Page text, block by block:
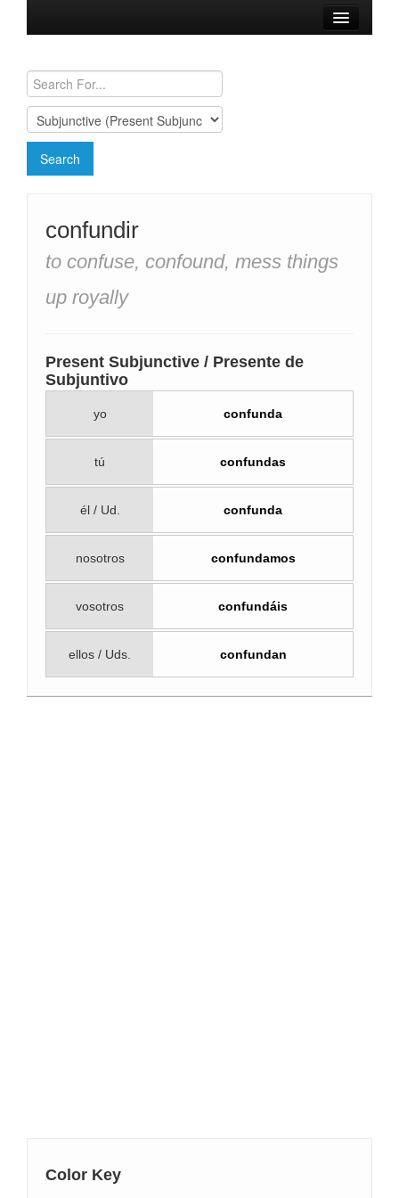
Conjugation Charts
Need a Spanish Tutor?
confundir
to confuse, confound, mess things
up royally
Present Subjunctive / Presente de
Subjuntivo
yo confunda
tú confundas
él / Ud. confunda
nosotros confundamos
vosotros confundáis
ellos / Uds. confundan
Color Key